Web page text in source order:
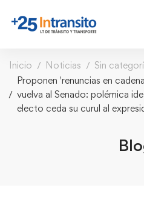
Inicio Noticias
Sin
Proponen 'renuncias en
vuelva al Senado: polémica
electo ceda su curul al